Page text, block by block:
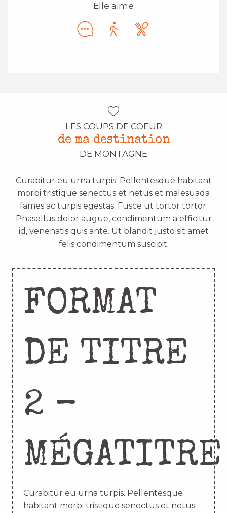
Elle aime
LES COUPS DE COEUR
de ma destination
DE MONTAGNE
Curabitur eu urna turpis. Pellentesque habitant
morbi tristique senectus et netus et malesuada
fames ac turpis egestas. Fusce ut tortor tortor.
Phasellus dolor augue, condimentum a efficitur
id, venenatis quis ante. Ut blandit justo sit amet
felis condimentum suscipit.
FORMAT
DE TITRE
2 –
MÉGATITRE
Curabitur eu urna turpis. Pellentesque
habitant morbi tristique senectus et netus